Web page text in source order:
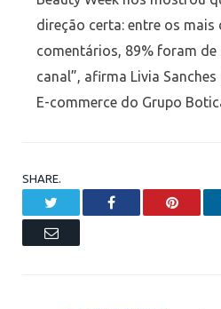
direção certa: entre os mais
comentários, 89% foram
canal”, afirma Livia
E-commerce do Grupo
SHARE.
Facebook Pinterest
Email